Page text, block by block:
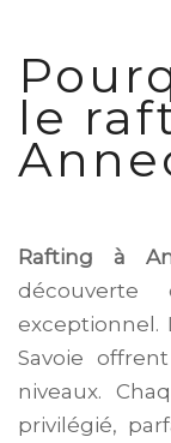
le
Rafting à
découverte
exceptionnel.
Savoie
niveaux.
privilégié,